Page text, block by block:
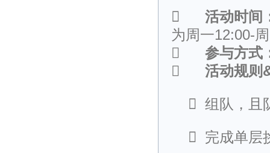

活动时间
为周一12:00-

参与方式

活动规则
 组队，且
 完成单层